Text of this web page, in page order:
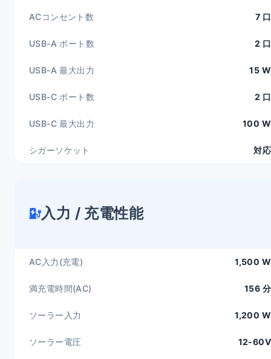
ACコンセント数 7 口
USB-A ポート数 2 口
USB-A 最大出力 15 W
USB-C ポート数 2 口
USB-C 最大出力 100 W
シガーソケット 対応
入力 / 充電性能
AC入力(充電) 1,500 W
満充電時間(AC) 156 分
ソーラー入力 1,200 W
ソーラー電圧 12-60V